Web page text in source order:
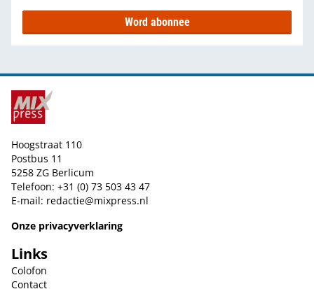
Word abonnee
Hoogstraat 110
Postbus 11
5258 ZG Berlicum
Telefoon: +31 (0) 73 503 43 47
E-mail: redactie@mixpress.nl
Onze privacyverklaring
Links
Colofon
Contact